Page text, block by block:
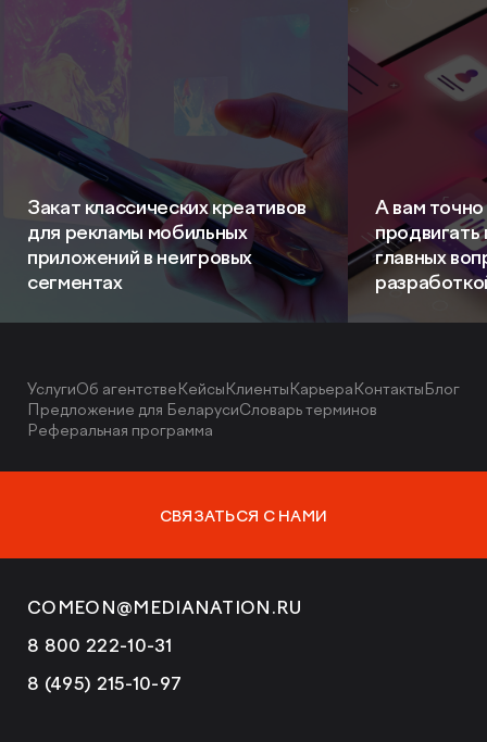
Закат классических креативов
для рекламы мобильных
приложений в неигровых
сегментах
А вам
главных
УслугиОб агентствеКейсыКлиентыКарьераКонтактыБлог
Предложение для БеларусиСловарь терминов
Реферальная программа
СВЯЗАТЬСЯ С НАМИ
COMEON@MEDIANATION.RU
8 800 222-10-31
8 (495) 215-10-97